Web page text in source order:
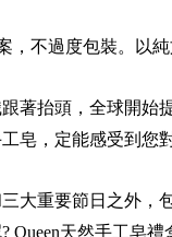
，不過度包裝。以
著抬頭，全球開
皂，定能感受到您
大重要節日之外
天然手工皂